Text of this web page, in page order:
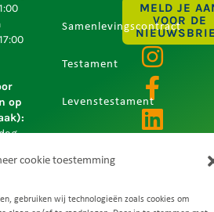
cookie toestemming
gebruiken wij technologieën zoals cookies om
op
Samenlevingscontract
Testament
Levenstestament
MELD JE
VOOR DE